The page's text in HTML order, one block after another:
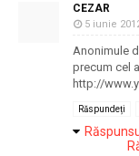
CEZAR
5 iunie
Anonimule
precum cel
http://
Răspundeți